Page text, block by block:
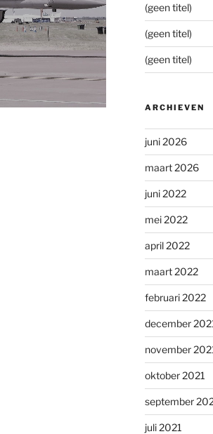
(geen titel)
(geen titel)
(geen titel)
ARCHIEVEN
juni 2026
maart 2026
juni 2022
mei 2022
april 2022
maart 2022
februari 2022
december
november
oktober 2021
september
juli 2021